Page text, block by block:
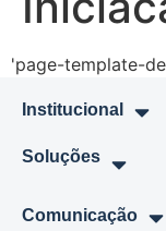
'page-template-
Institucional
Soluções
Comunicação